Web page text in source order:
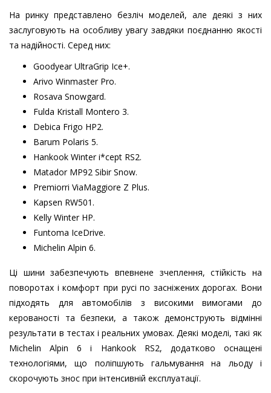
На ринку представлено безліч моделей, але деякі з них
заслуговують на особливу увагу завдяки поєднанню якості
та надійності. Серед них:
Goodyear UltraGrip Ice+.
Arivo Winmaster Pro.
Rosava Snowgard.
Fulda Kristall Montero 3.
Debica Frigo HP2.
Barum Polaris 5.
Hankook Winter i*cept RS2.
Matador MP92 Sibir Snow.
Premiorri ViaMaggiore Z Plus.
Kapsen RW501.
Kelly Winter HP.
Funtoma IceDrive.
Michelin Alpin 6.
Ці шини забезпечують впевнене зчеплення, стійкість на
поворотах і комфорт при русі по засніжених дорогах. Вони
підходять для автомобілів з високими вимогами до
керованості та безпеки, а також демонструють відмінні
результати в тестах і реальних умовах. Деякі моделі, такі як
Michelin Alpin 6 і Hankook RS2, додатково оснащені
технологіями, що поліпшують гальмування на льоду і
скорочують знос при інтенсивній експлуатації.